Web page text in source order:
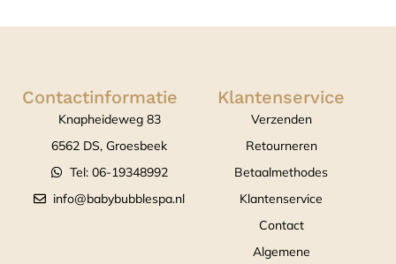
Contactinformatie
Knapheideweg 83
6562 DS, Groesbeek
Tel: 06-19348992
info@babybubblespa.nl
Klantenservice
Verzenden
Retourneren
Betaalmethodes
Klantenservice
Contact
Algemene